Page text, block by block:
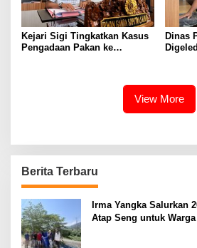
Kejari Sigi Tingkatkan Kasus
Pengadaan Pakan ke
Dinas
View More
Berita Terbaru
Irma Yangka Salurkan
Atap Seng untuk